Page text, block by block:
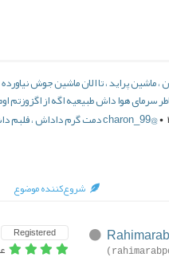
، ماشین پراید ، تا الان ماشین جوش
سرمای هوا داش طبیعیه اگه از اگزوزتم
@charon_99 دمت گرم داداش ، قلبم داشت میومد توو دهنم
شروع‌کننده موضوع
Registered